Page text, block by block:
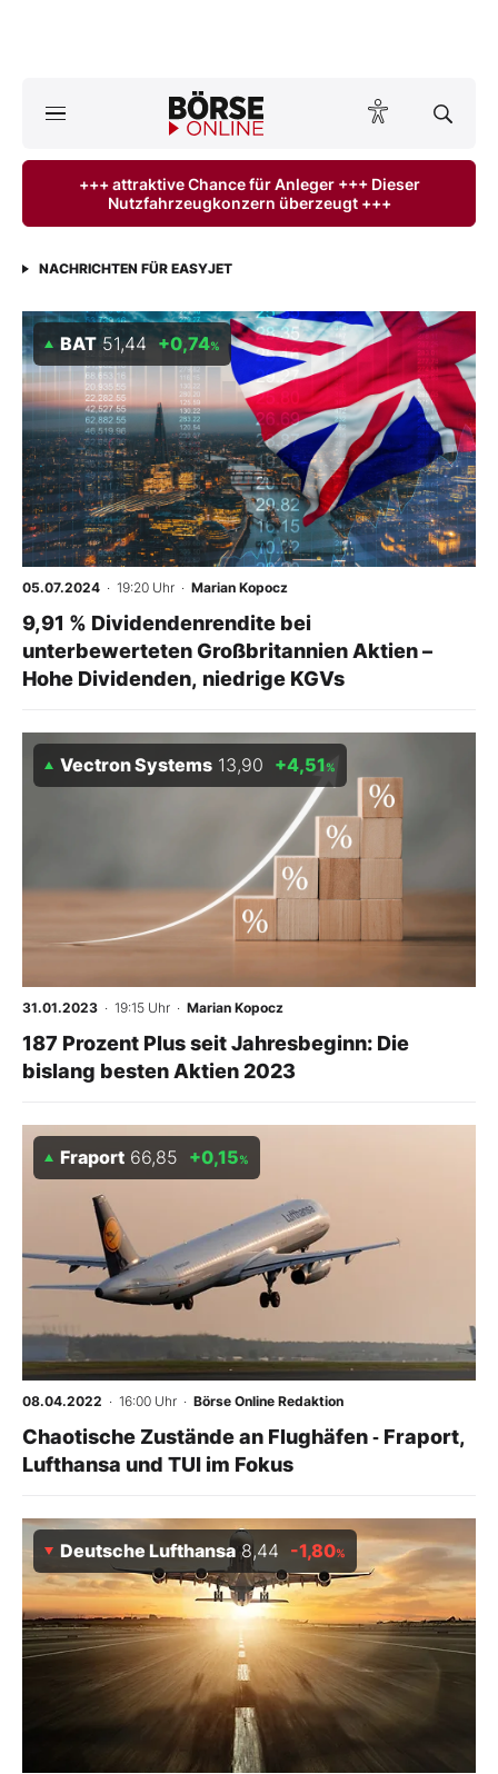
Anlageprodukte
Finanz-Check
Abo & Shop
BO-Musterdepots
Experten
Mein B:O
Mein Konto
Folgen Sie uns
+++ attraktive Chance für Anleger +++ Dieser
Nutzfahrzeugkonzern überzeugt +++
NACHRICHTEN FÜR EASYJET
BAT 51,44 +0,74%
05.07.2024 · 19:20 Uhr · Marian Kopocz
9,91 % Dividendenrendite bei
unterbewerteten Großbritannien Aktien –
Hohe Dividenden, niedrige KGVs
Vectron Systems 13,90 +4,51%
31.01.2023 · 19:15 Uhr · Marian Kopocz
187 Prozent Plus seit Jahresbeginn: Die
bislang besten Aktien 2023
Fraport 66,85 +0,15%
08.04.2022 · 16:00 Uhr · Börse Online Redaktion
Chaotische Zustände an Flughäfen ‑ Fraport,
Lufthansa und TUI im Fokus
Deutsche Lufthansa 8,44 -1,80%